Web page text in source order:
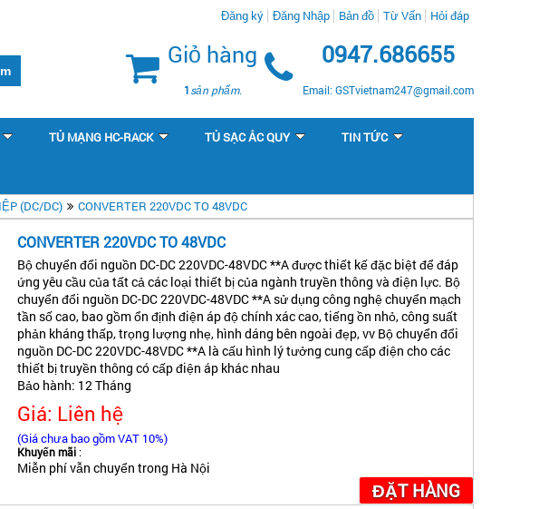
Đăng ký Đăng Nhập Bản đồ Từ Vấn Hỏi đáp
Giỏ hàng
1sản phẩm.
0947.686655
Email: GSTvietnam247@gmail.com
TỦ MẠNG HC-RACK TỦ SẠC ẮC QUY TIN TỨC
(DC/DC) CONVERTER 220VDC TO 48VDC
CONVERTER 220VDC TO 48VDC
Bộ chuyển đổi nguồn DC-DC 220VDC-48VDC **A được thiết kế đặc biệt để đáp
ứng yêu cầu của tất cả các loại thiết bị của ngành truyền thông và điện lực. Bộ
chuyển đổi nguồn DC-DC 220VDC-48VDC **A sử dụng công nghệ chuyển mạch
tần số cao, bao gồm ổn định điện áp độ chính xác cao, tiếng ồn nhỏ, công suất
phản kháng thấp, trọng lượng nhẹ, hình dáng bên ngoài đẹp, vv Bộ chuyển đổi
nguồn DC-DC 220VDC-48VDC **A là cấu hình lý tưởng cung cấp điện cho các
thiết bị truyền thông có cấp điện áp khác nhau
Bảo hành: 12 Tháng
Giá: Liên hệ
(Giá chưa bao gồm VAT 10%)
Khuyến mãi :
Miễn phí vẫn chuyển trong Hà Nội
ĐẶT HÀNG